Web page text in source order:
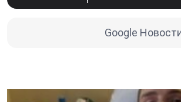
Google